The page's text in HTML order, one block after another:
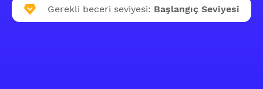
Gerekli beceri seviyesi: Başlangıç Seviyesi